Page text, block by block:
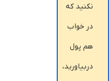
نکنید که
در خواب
هم پول
دربیاورید،